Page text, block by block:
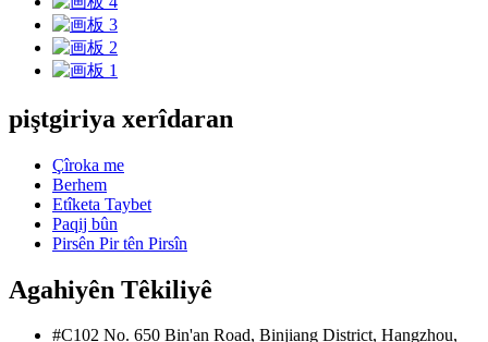
piştgiriya xerîdaran
Çîroka me
Berhem
Etîketa Taybet
Paqij bûn
Pirsên Pir tên Pirsîn
Agahiyên Têkiliyê
#C102 No. 650 Bin'an Road, Binjiang District, Hangzhou,